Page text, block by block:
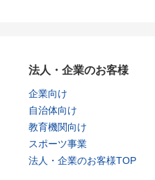
法人・企業のお客様
企業向け
自治体向け
教育機関向け
スポーツ事業
法人・企業のお客様TOP